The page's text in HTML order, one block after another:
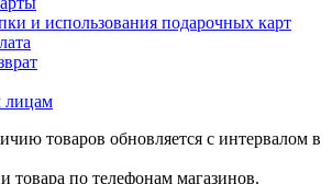
и использования подарочных карт
лицам
товаров обновляется с интервалом в
товара по телефонам магазинов.